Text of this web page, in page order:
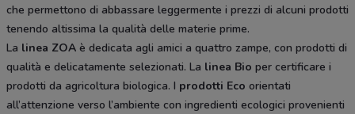
che permettono di abbassare leggermente i prezzi di alcuni prodotti
tenendo altissima la qualità delle materie prime.
La linea ZOA è dedicata agli amici a quattro zampe, con prodotti di
qualità e delicatamente selezionati. La linea Bio per certificare i
prodotti da agricoltura biologica. I prodotti Eco orientati
all’attenzione verso l’ambiente con ingredienti ecologici provenienti